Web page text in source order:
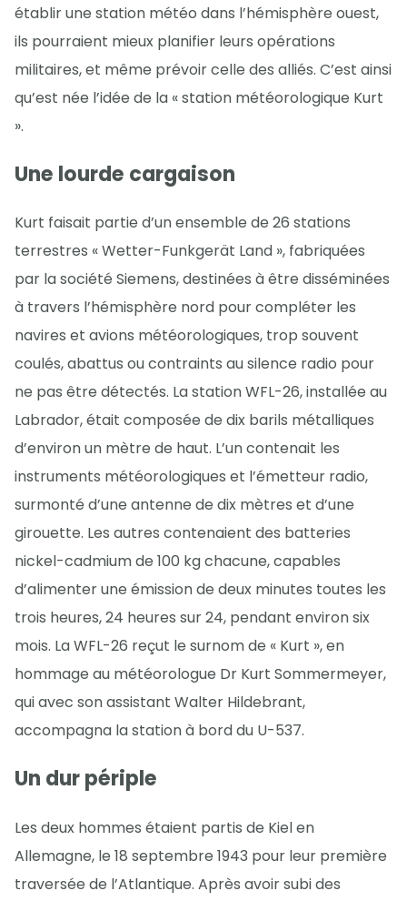
établir une station météo dans l’hémisphère ouest,
ils pourraient mieux planifier leurs opérations
militaires, et même prévoir celle des alliés. C’est ainsi
qu’est née l’idée de la « station météorologique Kurt
».
Une lourde cargaison
Kurt faisait partie d’un ensemble de 26 stations
terrestres « Wetter-Funkgerät Land », fabriquées
par la société Siemens, destinées à être disséminées
à travers l’hémisphère nord pour compléter les
navires et avions météorologiques, trop souvent
coulés, abattus ou contraints au silence radio pour
ne pas être détectés. La station WFL-26, installée au
Labrador, était composée de dix barils métalliques
d’environ un mètre de haut. L’un contenait les
instruments météorologiques et l’émetteur radio,
surmonté d’une antenne de dix mètres et d’une
girouette. Les autres contenaient des batteries
nickel-cadmium de 100 kg chacune, capables
d’alimenter une émission de deux minutes toutes les
trois heures, 24 heures sur 24, pendant environ six
mois. La WFL-26 reçut le surnom de « Kurt », en
hommage au météorologue Dr Kurt Sommermeyer,
qui avec son assistant Walter Hildebrant,
accompagna la station à bord du U-537.
Un dur périple
Les deux hommes étaient partis de Kiel en
Allemagne, le 18 septembre 1943 pour leur première
traversée de l’Atlantique. Après avoir subi des